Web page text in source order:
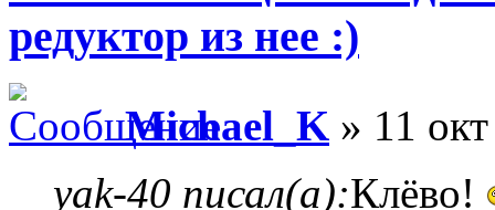
редуктор из нее :)
Michael_K » 11
yak-40 писал(а):Клёво!